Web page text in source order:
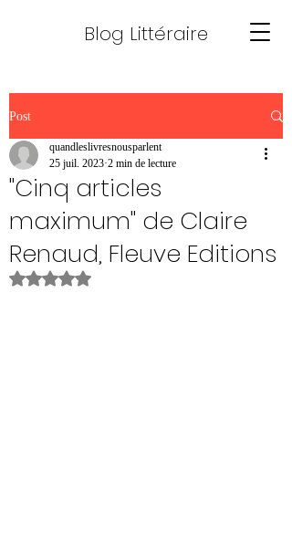
Blog Littéraire
Post
"Cinq articles
maximum" de Claire
Renaud, Fleuve Editions
quandleslivresnousparlent
25 juil. 2023 2 min de lecture
Noté NaN étoiles sur 5.